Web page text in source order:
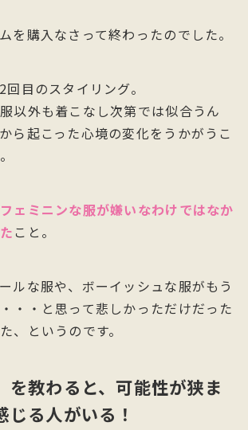
を購入なさって終わったのでした。
目のスタイリング。
以外も着こなし次第では似合うん
ら起こった心境の変化をうかがうこ
フェミニンな服が嫌いなわけではなか
こと。
ルな服や、ボーイッシュな服がもう
・・と思って悲しかっただけだった
、というのです。
を教わると、可能性が狭ま
じる人がいる！